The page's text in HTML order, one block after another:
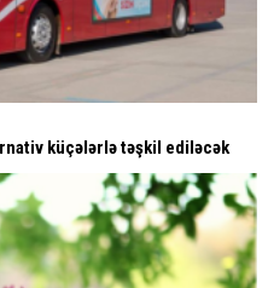
küçələrlə təşkil ediləcək